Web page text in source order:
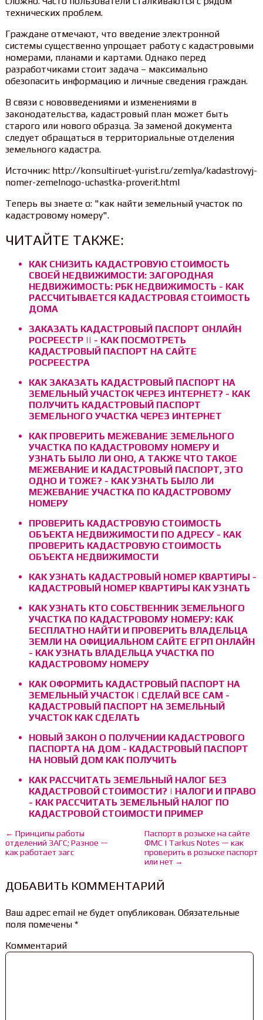
технических проблем.
Граждане отмечают, что введение электронной
системы существенно упрощает работу с кадастровыми
номерами, планами и картами. Однако перед
разработчиками стоит задача – максимально
обезопасить информацию и личные сведения граждан.
В связи с нововведениями и изменениями в
законодательства, кадастровый план может быть
старого или нового образца. За заменой документа
следует обращаться в территориальные отделения
земельного кадастра.
Источник: http://konsultiruet-yurist.ru/zemlya/kadastrovyj-
nomer-zemelnogo-uchastka-proverit.html
Теперь вы знаете о: "как найти земельный участок по
кадастровому номеру".
ЧИТАЙТЕ ТАКЖЕ:
КАК СНИЗИТЬ КАДАСТРОВУЮ СТОИМОСТЬ
СВОЕЙ НЕДВИЖИМОСТИ: ЗАГОРОДНАЯ
НЕДВИЖИМОСТЬ: РБК НЕДВИЖИМОСТЬ - КАК
РАССЧИТЫВАЕТСЯ КАДАСТРОВАЯ СТОИМОСТЬ
ДОМА
ЗАКАЗАТЬ КАДАСТРОВЫЙ ПАСПОРТ ОНЛАЙН
РОСРЕЕСТР || - КАК ПОСМОТРЕТЬ
КАДАСТРОВЫЙ ПАСПОРТ НА САЙТЕ
РОСРЕЕСТРА
КАК ЗАКАЗАТЬ КАДАСТРОВЫЙ ПАСПОРТ НА
ЗЕМЕЛЬНЫЙ УЧАСТОК ЧЕРЕЗ ИНТЕРНЕТ? - КАК
ПОЛУЧИТЬ КАДАСТРОВЫЙ ПАСПОРТ
ЗЕМЕЛЬНОГО УЧАСТКА ЧЕРЕЗ ИНТЕРНЕТ
КАК ПРОВЕРИТЬ МЕЖЕВАНИЕ ЗЕМЕЛЬНОГО
УЧАСТКА ПО КАДАСТРОВОМУ НОМЕРУ И
УЗНАТЬ БЫЛО ЛИ ОНО, А ТАКЖЕ ЧТО ТАКОЕ
МЕЖЕВАНИЕ И КАДАСТРОВЫЙ ПАСПОРТ, ЭТО
ОДНО И ТОЖЕ? - КАК УЗНАТЬ БЫЛО ЛИ
МЕЖЕВАНИЕ УЧАСТКА ПО КАДАСТРОВОМУ
НОМЕРУ
ПРОВЕРИТЬ КАДАСТРОВУЮ СТОИМОСТЬ
ОБЪЕКТА НЕДВИЖИМОСТИ ПО АДРЕСУ - КАК
ПРОВЕРИТЬ КАДАСТРОВУЮ СТОИМОСТЬ
ОБЪЕКТА НЕДВИЖИМОСТИ
КАК УЗНАТЬ КАДАСТРОВЫЙ НОМЕР КВАРТИРЫ -
КАДАСТРОВЫЙ НОМЕР КВАРТИРЫ КАК УЗНАТЬ
КАК УЗНАТЬ КТО СОБСТВЕННИК ЗЕМЕЛЬНОГО
УЧАСТКА ПО КАДАСТРОВОМУ НОМЕРУ: КАК
БЕСПЛАТНО НАЙТИ И ПРОВЕРИТЬ ВЛАДЕЛЬЦА
ЗЕМЛИ НА ОФИЦИАЛЬНОМ САЙТЕ ЕГРП ОНЛАЙН
- КАК УЗНАТЬ ВЛАДЕЛЬЦА УЧАСТКА ПО
КАДАСТРОВОМУ НОМЕРУ
КАК ОФОРМИТЬ КАДАСТРОВЫЙ ПАСПОРТ НА
ЗЕМЕЛЬНЫЙ УЧАСТОК | СДЕЛАЙ ВСЕ САМ -
КАДАСТРОВЫЙ ПАСПОРТ НА ЗЕМЕЛЬНЫЙ
УЧАСТОК КАК СДЕЛАТЬ
НОВЫЙ ЗАКОН О ПОЛУЧЕНИИ КАДАСТРОВОГО
ПАСПОРТА НА ДОМ - КАДАСТРОВЫЙ ПАСПОРТ
НА НОВЫЙ ДОМ КАК ПОЛУЧИТЬ
КАК РАССЧИТАТЬ ЗЕМЕЛЬНЫЙ НАЛОГ БЕЗ
КАДАСТРОВОЙ СТОИМОСТИ? | НАЛОГИ И ПРАВО
- КАК РАССЧИТАТЬ ЗЕМЕЛЬНЫЙ НАЛОГ ПО
КАДАСТРОВОЙ СТОИМОСТИ ПРИМЕР
← Принципы работы
отделений ЗАГС; Разное —
как работает загс
Паспорт в розыске на сайте
ФМС | Tarkus Notes — как
проверить в розыске паспорт
или нет →
ДОБАВИТЬ КОММЕНТАРИЙ
Ваш адрес email не будет опубликован.Обязательные
поля помечены *
Комментарий